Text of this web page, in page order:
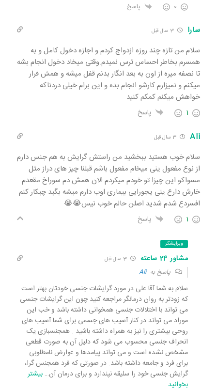
0 پاسخ
سارا 3 سال قبل
سلام من تازه چند روزه ازدواج کردم و اجازه دخول کامل و به
همسرم بخاطر احساس ترس نمیدم.وقتی میخاد دخول انجام بشه
تا نصفه میره از اون به بعد انگار بدنم قفل میشه و همش فرار
میکنم و نمیزارم کارشو انجام بده و این برام خیلی دردناکه
خواهش میکنم کمکم کنید
1 پاسخ
Ali
سلام خوب هستید ببخشید من راستش گرایش به هم جنس دارم
از نوع مفعول ینی میخام مفعول باشم قبلنا چیز های دراز مثل
مسواکو این چیزا تو خودم میکردم الان همش دم سوراخ مقعدم
خارش دارع ینی یجورایی بیماری اوب دارم میشه بگید چیکار کنم
افسردع شدم شدید اصلن حالم خوب نیس😭😭
1 پاسخ
ویرایشگر
مشاور 24 ساعته 3 سال قبل
پاسخ بهAli
سلام به شما آقا علی در مورد گرایشات جنسی خودتان بهتر است
که زودتر به روان درمانگر مراجعه کنید چون این گرایشات جنسی
می تواند با اختلالات جنسی همخوانی داشته باشد و خب این
موراد می تواند در کنار آسیب های جسمی برای شما آسیب های
روحی بیشتری را نیز به همراه داشته باشید . همجنسبازی یک
انحراف جنسی محسوب می شود که دلیل آن به صورت قطعی
مشخص نشده است و می تواند پیامدها و عوارض نامطلوبی
برای فرد و جامعه داشته باشد. در صورتی که فرد همجنس گرا،
گرایش جنسی خود را سلیقه نپندارد و برای درمان آن… بیشتر
بخوانید